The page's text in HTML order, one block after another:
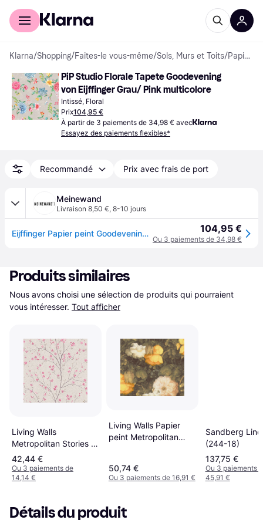
Acheter avec Klarna
Klarna/Shopping/Faites-le vous-même/Sols, Murs et Toits/ Papiers peints
PiP Studio Florale Tapete Goodevening
von Eijffinger Grau/ Pink multicolore
Intissé, Floral
Prix104,95 €
À partir de 3 paiements de 34,98 € avec
Essayez des paiements flexibles*
Recommandé Prix avec frais de port
Meinewand
Livraison 8,50 €, 8-10 jours
Eijffinger Papier peint Goodevening - Grau/ Pink - multicolore 104,95 €
Ou 3 paiements de 34,98 €
Produits similaires
Nous avons choisi une sélection de produits qui pourraient
vous intéresser. Tout afficher
Living Walls
Metropolitan Stories II
(37912-1)
42,44 €
Ou 3 paiements de
14,14 €
Living Walls Papier
peint Metropolitan
369211
50,74 €
Ou 3 paiements de 16,91 €
Sandberg
(244-18)
137,75 €
Ou 3 paiements
45,91 €
Détails du produit